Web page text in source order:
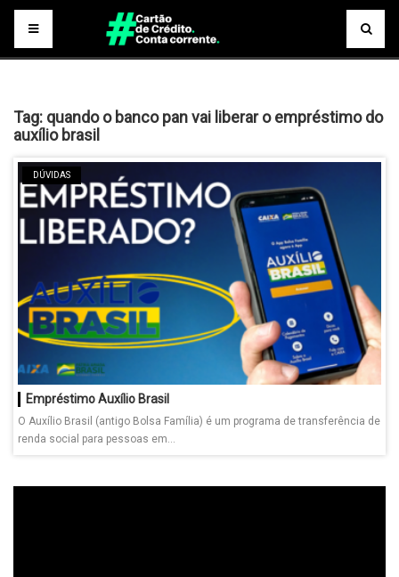
Tag: quando o banco pan vai liberar o empréstimo do
auxílio brasil
DÚVIDAS
Empréstimo Auxílio Brasil
O Auxílio Brasil (antigo Bolsa Família) é um programa de transferência de
renda social para pessoas em...